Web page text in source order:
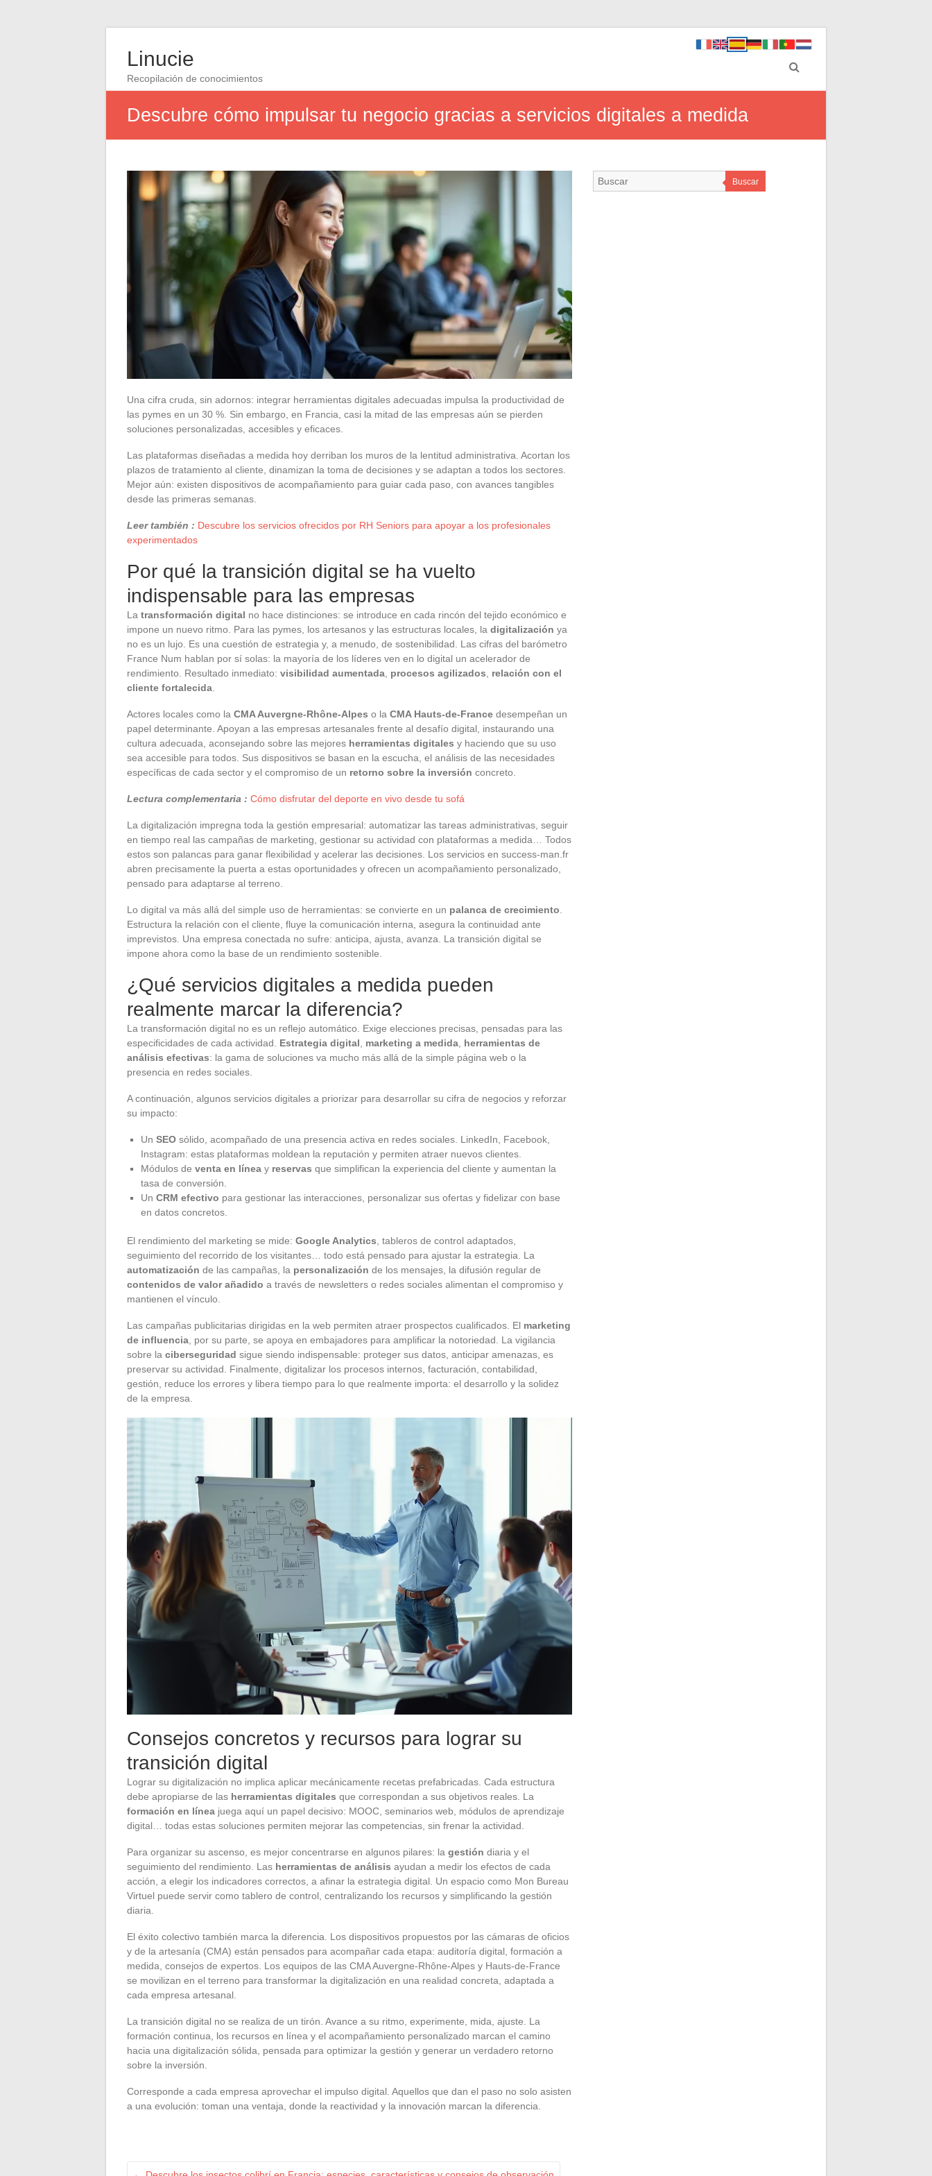
Linucie
Recopilación de conocimientos
Descubre cómo impulsar tu negocio gracias a servicios digitales a medida
Una cifra cruda, sin adornos: integrar herramientas digitales adecuadas impulsa la productividad de
las pymes en un 30 %. Sin embargo, en Francia, casi la mitad de las empresas aún se pierden
soluciones personalizadas, accesibles y eficaces.
Las plataformas diseñadas a medida hoy derriban los muros de la lentitud administrativa. Acortan los
plazos de tratamiento al cliente, dinamizan la toma de decisiones y se adaptan a todos los sectores.
Mejor aún: existen dispositivos de acompañamiento para guiar cada paso, con avances tangibles
desde las primeras semanas.
Leer también : Descubre los servicios ofrecidos por RH Seniors para apoyar a los profesionales
experimentados
Por qué la transición digital se ha vuelto
indispensable para las empresas
La transformación digital no hace distinciones: se introduce en cada rincón del tejido económico e
impone un nuevo ritmo. Para las pymes, los artesanos y las estructuras locales, la digitalización ya
no es un lujo. Es una cuestión de estrategia y, a menudo, de sostenibilidad. Las cifras del barómetro
France Num hablan por sí solas: la mayoría de los líderes ven en lo digital un acelerador de
rendimiento. Resultado inmediato: visibilidad aumentada procesos agilizados
relación con el
cliente fortalecida
Actores locales como la CMA Auvergne-Rhône-Alpes o la CMA Hauts-de-France desempeñan un
papel determinante. Apoyan a las empresas artesanales frente al desafío digital, instaurando una
cultura adecuada, aconsejando sobre las mejores herramientas digitales y haciendo que su uso
sea accesible para todos. Sus dispositivos se basan en la escucha, el análisis de las necesidades
específicas de cada sector y el compromiso de un retorno sobre la inversión concreto.
Lectura complementaria : Cómo disfrutar del deporte en vivo desde tu sofá
La digitalización impregna toda la gestión empresarial: automatizar las tareas administrativas, seguir
en tiempo real las campañas de marketing, gestionar su actividad con plataformas a medida… Todos
estos son palancas para ganar flexibilidad y acelerar las decisiones. Los servicios en success-man.fr
abren precisamente la puerta a estas oportunidades y ofrecen un acompañamiento personalizado,
pensado para adaptarse al terreno.
Lo digital va más allá del simple uso de herramientas: se convierte en un palanca de crecimiento
Estructura la relación con el cliente, fluye la comunicación interna, asegura la continuidad ante
imprevistos. Una empresa conectada no sufre: anticipa, ajusta, avanza. La transición digital se
impone ahora como la base de un rendimiento sostenible.
¿Qué servicios digitales a medida pueden
realmente marcar la diferencia?
La transformación digital no es un reflejo automático. Exige elecciones precisas, pensadas para las
especificidades de cada actividad. Estrategia digital marketing a medida herramientas de
análisis efectivas: la gama de soluciones va mucho más allá de la simple página web o la
presencia en redes sociales.
A continuación, algunos servicios digitales a priorizar para desarrollar su cifra de negocios y reforzar
su impacto:
Un SEO sólido, acompañado de una presencia activa en redes sociales. LinkedIn, Facebook,
Instagram: estas plataformas moldean la reputación y permiten atraer nuevos clientes.
Módulos de venta en línea y reservas que simplifican la experiencia del cliente y aumentan la
tasa de conversión.
Un CRM efectivo para gestionar las interacciones, personalizar sus ofertas y fidelizar con base
en datos concretos.
El rendimiento del marketing se mide: Google Analytics , tableros de control adaptados,
seguimiento del recorrido de los visitantes… todo está pensado para ajustar la estrategia. La
automatización de las campañas, la personalización de los mensajes, la difusión regular de
contenidos de valor añadido a través de newsletters o redes sociales alimentan el compromiso y
mantienen el vínculo.
Las campañas publicitarias dirigidas en la web permiten atraer prospectos cualificados. El marketing
de influencia , por su parte, se apoya en embajadores para amplificar la notoriedad. La vigilancia
sobre la ciberseguridad sigue siendo indispensable: proteger sus datos, anticipar amenazas, es
preservar su actividad. Finalmente, digitalizar los procesos internos, facturación, contabilidad,
gestión, reduce los errores y libera tiempo para lo que realmente importa: el desarrollo y la solidez
de la empresa.
Consejos concretos y recursos para lograr su
transición digital
Lograr su digitalización no implica aplicar mecánicamente recetas prefabricadas. Cada estructura
debe apropiarse de las herramientas digitales que correspondan a sus objetivos reales. La
formación en línea juega aquí un papel decisivo: MOOC, seminarios web, módulos de aprendizaje
digital… todas estas soluciones permiten mejorar las competencias, sin frenar la actividad.
Para organizar su ascenso, es mejor concentrarse en algunos pilares: la gestión diaria y el
seguimiento del rendimiento. Las herramientas de análisis ayudan a medir los efectos de cada
acción, a elegir los indicadores correctos, a afinar la estrategia digital. Un espacio como Mon Bureau
Virtuel puede servir como tablero de control, centralizando los recursos y simplificando la gestión
diaria.
El éxito colectivo también marca la diferencia. Los dispositivos propuestos por las cámaras de oficios
y de la artesanía (CMA) están pensados para acompañar cada etapa: auditoría digital, formación a
medida, consejos de expertos. Los equipos de las CMA Auvergne-Rhône-Alpes y Hauts-de-France
se movilizan en el terreno para transformar la digitalización en una realidad concreta, adaptada a
cada empresa artesanal.
La transición digital no se realiza de un tirón. Avance a su ritmo, experimente, mida, ajuste. La
formación continua, los recursos en línea y el acompañamiento personalizado marcan el camino
hacia una digitalización sólida, pensada para optimizar la gestión y generar un verdadero retorno
sobre la inversión.
Corresponde a cada empresa aprovechar el impulso digital. Aquellos que dan el paso no solo asisten
a una evolución: toman una ventaja, donde la reactividad y la innovación marcan la diferencia.
Buscar